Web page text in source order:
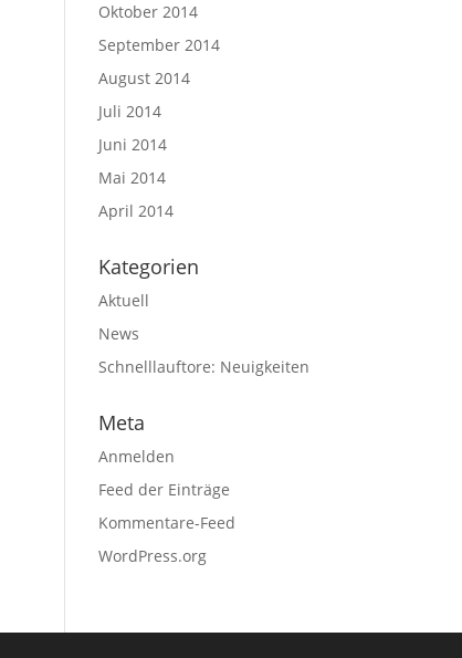
Oktober 2014
September 2014
August 2014
Juli 2014
Juni 2014
Mai 2014
April 2014
Kategorien
Aktuell
News
Schnelllauftore: Neuigkeiten
Meta
Anmelden
Feed der Einträge
Kommentare-Feed
WordPress.org